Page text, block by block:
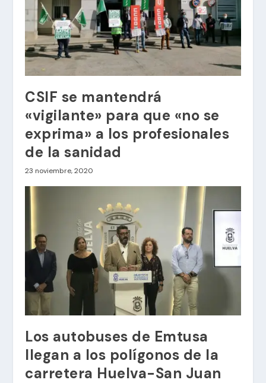
CSIF se mantendrá
«vigilante» para que «no se
exprima» a los profesionales
de la sanidad
23 noviembre, 2020
Los autobuses de Emtusa
llegan a los polígonos de la
carretera Huelva-San Juan